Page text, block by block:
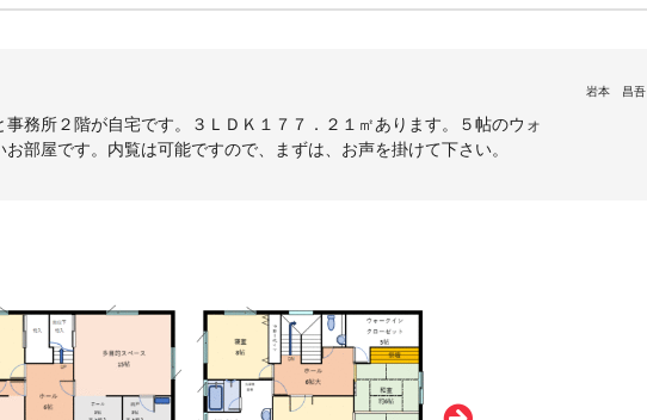
務所２階が自宅です。３ＬＤＫ１７７．２１㎡あります。５帖のウォ
部屋です。内覧は可能ですので、まずは、お声を掛けて下さい。
岩本 昌吾